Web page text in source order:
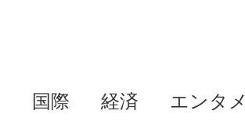
国際 経済 エンタメ